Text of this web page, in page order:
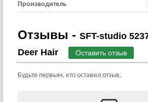
Производитель
Отзывы - SFT-studio
Deer Hair
Оставить отзыв
Будьте первым, кто оставил отзыв.